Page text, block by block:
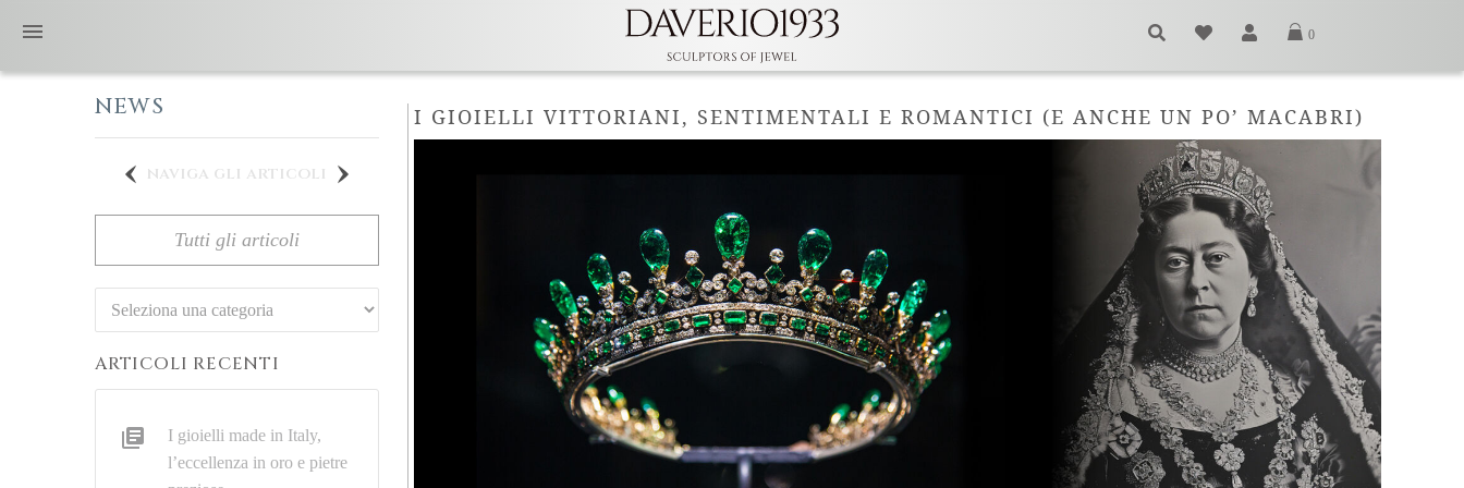
0
I GIOIELLI VITTORIANI, SENTIMENTALI E ROMANTICI (E ANCHE UN PO’ MACABRI)
NEWS
naviga gli articoli
Tutti gli articoli
Categorie
ARTICOLI RECENTI
I gioielli made in Italy,
l’eccellenza in oro e pietre